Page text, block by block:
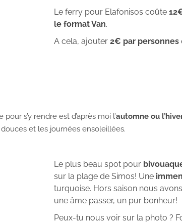
Le ferry pour Elafonisos coûte
le format Van.
A cela, ajouter 2€ par personnes
s’y rendre est d’après moi l’automne ou
et les journées ensoleillées.
Le plus beau spot pour
sur la plage de Simos! Une
turquoise. Hors saison nous
une âme passer, un pur bonheur!
Peux-tu nous voir sur la photo ?